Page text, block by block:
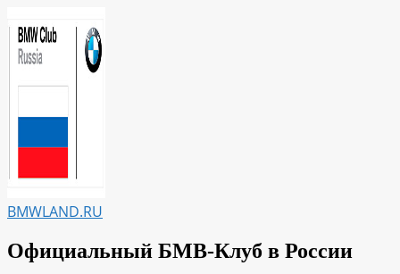
к
содержимому
BMWLAND.RU
Официальный БМВ-Клуб в России